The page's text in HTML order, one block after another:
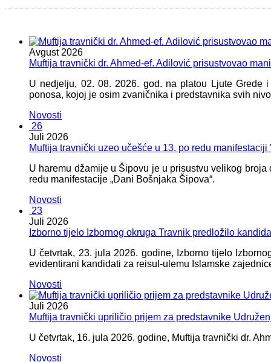
Avgust 2026
Muftija travnički dr. Ahmed-ef. Adilović prisustvovao
U nedjelju, 02. 08. 2026. god. na platou Ljute
ponosa, kojoj je osim zvaničnika i predstavnika svih
Novosti
26
Juli 2026
Muftija travnički uzeo učešće u 13. po redu
U haremu džamije u Šipovu je u prisustvu velikog
redu manifestacije „Dani Bošnjaka Šipova“.
Novosti
23
Juli 2026
Izborno tijelo Izbornog okruga Travnik predložilo
U četvrtak, 23. jula 2026. godine, Izborno tijelo
evidentirani kandidati za reisul-ulemu Islamske
Novosti
Juli 2026
Muftija travnički upriličio prijem za predstavnike
U četvrtak, 16. jula 2026. godine, Muftija travnički dr.
Novosti